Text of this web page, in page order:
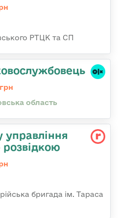
РТЦК та СП
область
управління
бригада ім. Тараса